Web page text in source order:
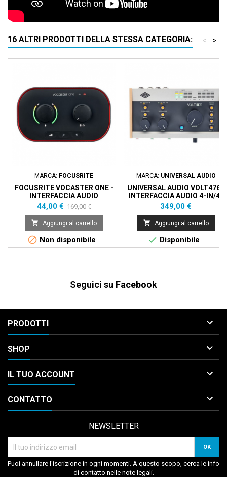
16 ALTRI PRODOTTI DELLA STESSA CATEGORIA: >
<
MARCA: FOCUSRITE
FOCUSRITE VOCASTER ONE -
INTERFACCIA AUDIO
PODCAST - USB
Prezzo
44,00 € Prezzo
base
169,00 €
 Aggiungi al carrello
 Non disponibile
MARCA: UNIVERSAL AUDIO
UNIVERSAL AUDIO VOLT476 -
INTERFACCIA AUDIO 4-IN/4-
OUT USB 2.0
Prezzo
349,00 €
 Aggiungi al carrello
 Disponibile
Seguici su Facebook
PRODOTTI 
SHOP 
IL TUO ACCOUNT 
CONTATTO 
NEWSLETTER
Puoi annullare l'iscrizione in ogni momenti. A questo scopo, cerca le info
di contatto nelle note legali.